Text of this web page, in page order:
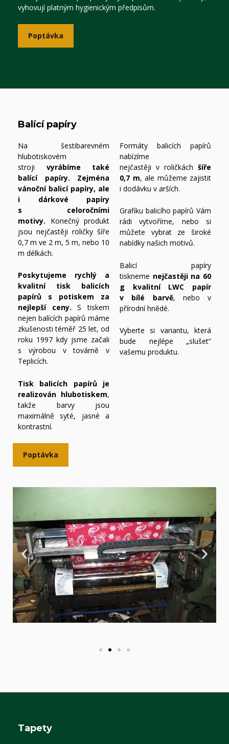
vyhovují platným hygienickým předpisům.
Poptávka
Balící papíry
Na šestibarevném
hlubotiskovém
stroji vyrábíme také
balící papíry. Zejména
vánoční balicí papíry, ale
i dárkové papíry
s celoročními
motivy. Konečný produkt
jsou nejčastěji roličky šíře
0,7 m ve 2 m, 5 m, nebo 10
m délkách.
Poskytujeme rychlý a
kvalitní tisk balicích
papírů s potiskem za
nejlepší ceny. S tiskem
nejen balících papírů máme
zkušenosti téměř 25 let, od
roku 1997 kdy jsme začali
s výrobou v továrně v
Teplicích.
Tisk balicích papírů je
realizován hlubotiskem,
takže barvy jsou
maximálně syté, jasné a
kontrastní.
Formáty balicích papírů
nabízíme
nejčastěji v roličkách šíře
0,7 m, ale můžeme zajistit
i dodávku v arších.
Grafiku balicího papírů Vám
rádi vytvoříme, nebo si
můžete vybrat ze široké
nabídky našich motivů.
Balicí papíry
tiskneme nejčastěji na 60
g kvalitní LWC papír
v bílé barvě, nebo v
přírodní hnědé.
Vyberte si variantu, která
bude nejlépe „slušet“
vašemu produktu.
Poptávka
Tapety